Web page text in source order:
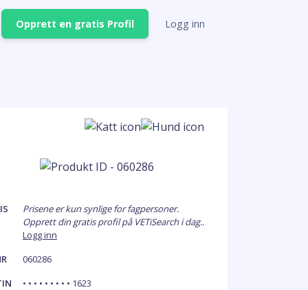
Opprett en gratis Profil Logg inn
Prisene er kun synlige for fagpersoner.
Opprett din gratis profil på VETiSearch i dag..
Logg inn
060286
• • • • • • • • • 1623